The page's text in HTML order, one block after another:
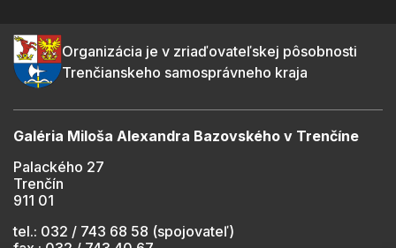
Organizácia je v zriaďovateľskej pôsobnosti
Trenčianskeho samosprávneho kraja
Galéria Miloša Alexandra Bazovského v Trenčíne
Palackého 27
Trenčín
911 01
tel.: 032 / 743 68 58 (spojovateľ)